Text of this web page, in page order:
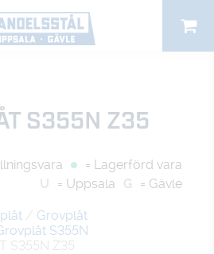
S355N Z35
= Lagerförd vara
U
= Uppsala G = Gävle
/ Grovplåt
S355N
S355N Z35